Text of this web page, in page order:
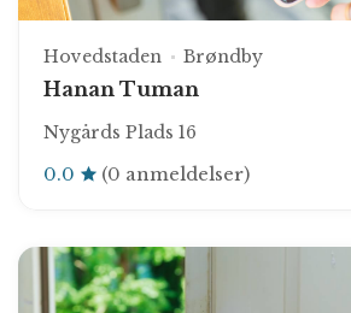
Hovedstaden Brøndby
Hanan Tuman
Nygårds Plads 16
0.0 (0 anmeldelser)